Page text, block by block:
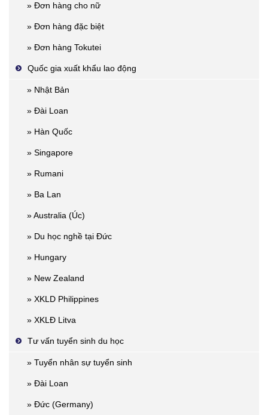
» Đơn hàng cho nữ
» Đơn hàng đặc biệt
» Đơn hàng Tokutei
Quốc gia xuất khẩu lao động
» Nhật Bản
» Đài Loan
» Hàn Quốc
» Singapore
» Rumani
» Ba Lan
» Australia (Úc)
» Du học nghề tại Đức
» Hungary
» New Zealand
» XKLD Philippines
» XKLĐ Litva
Tư vấn tuyển sinh du học
» Tuyển nhân sự tuyển sinh
» Đài Loan
» Đức (Germany)